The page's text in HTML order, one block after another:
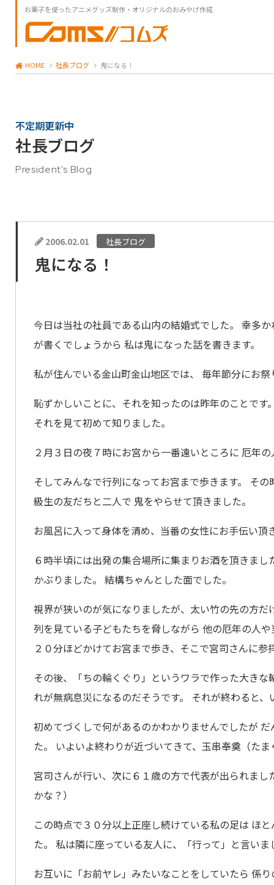
お菓子を使ったアニメグッズ制作・オリジナルのおみやげ作成
HOME 社長ブログ 鬼になる！
不定期更新中
社長ブログ
President's Blog
2006.02.01 社長ブログ
鬼になる！
今日は当社の社員である山内の結婚式でした。 幸多
が書くでしょうから 私は鬼になった話を書きます。
私が住んでいる金山町金山地区では、 毎年節分にお祭
恥ずかしいことに、それを知ったのは昨年のことで
それを見て初めて知りました。
２月３日の夜７時にお宮から一番遠いところに 厄年
そしてみんなで行列になってお宮まで歩きます。 そ
級生の友だちと二人で 鬼をやらせて頂きました。
お風呂に入って身体を清め、当番の女性にお手伝い
６時半頃には出発の集合場所に集まりお酒を頂きま
かぶりました。 結構ちゃんとした面でした。
視界が狭いのが気になりましたが、太い竹の先の方
列を見ている子どもたちを脅しながら 他の厄年の人
２０分ほどかけてお宮まで歩き、そこで宮司さんに
その後、「ちの輪くぐり」というワラで作った大き
れが無病息災になるのだそうです。 それが終わると
初めてづくしで何があるのかわかりませんでしたが
た。 いよいよ終わりが近づいてきて、玉串奉奠（た
宮司さんが行い、次に６１歳の方で代表が出られま
かな？）
この時点で３０分以上正座し続けている私の足は ほ
た。 私は隣に座っている友人に、「行って」と言い
お互いに「お前ヤレ」みたいなことをしていたら 係